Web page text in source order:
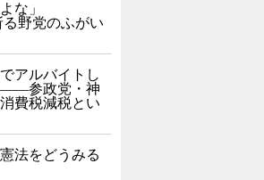
な」
野党のふがい
アルバイトし
――参政党・神
費税減税とい
法をどうみる